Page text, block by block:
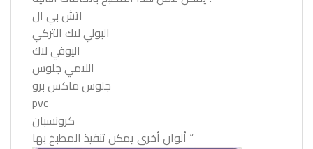
اتش بي ال
البولي لاك التركي
اليوفي لاك
اللامي جلوس
جلوس ماكس برو
pvc
كرونسبان
ألوان أخرى يمكن تنفيذ المطبخ بها “